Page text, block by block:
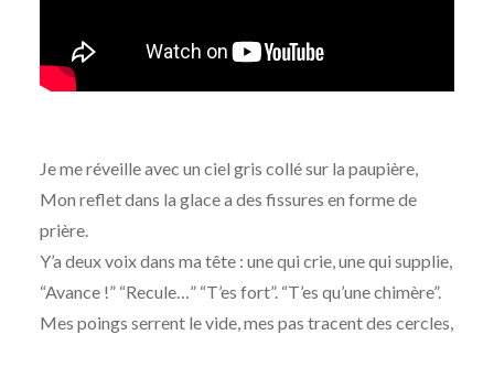
Je me réveille avec un ciel gris collé sur la paupière,
Mon reflet dans la glace a des fissures en forme de
prière.
Y’a deux voix dans ma tête : une qui crie, une qui supplie,
“Avance !” “Recule…” “T’es fort”. “T’es qu’une chimère”.
Mes poings serrent le vide, mes pas tracent des cercles,